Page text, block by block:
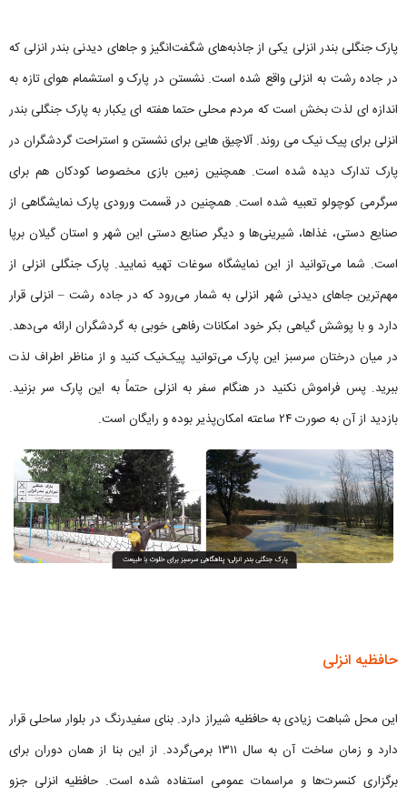
پارک جنگلی بندر انزلی یکی از جاذبه‌های شگفت‌انگیز و جاهای دیدنی بندر انزلی که
در جاده رشت به انزلی واقع شده است. نشستن در پارک و استشمام هوای تازه به
اندازه ای لذت بخش است که مردم محلی حتما هفته ای یکبار به پارک جنگلی بندر
انزلی برای پیک نیک می روند. آلاچیق هایی برای نشستن و استراحت گردشگران در
پارک تدارک دیده شده است. همچنین زمین بازی مخصوصا کودکان هم برای
سرگرمی کوچولو تعبیه شده است. همچنین در قسمت ورودی پارک نمایشگاهی از
صنایع دستی، غذاها، شیرینی‌ها و دیگر صنایع دستی این شهر و استان گیلان برپا
است. شما می‌توانید از این نمایشگاه سوغات تهیه نمایید. پارک جنگلی انزلی از
مهم‌ترین جاهای دیدنی شهر انزلی به شمار می‌رود که در جاده رشت – انزلی قرار
دارد و با پوشش گیاهی بکر خود امکانات رفاهی خوبی به گردشگران ارائه می‌دهد.
در میان درختان سرسبز این پارک می‌توانید پیک‌نیک کنید و از مناظر اطراف لذت
ببرید. پس فراموش نکنید در هنگام سفر به انزلی حتماً به این پارک سر بزنید.
بازدید از آن به صورت ۲۴ ساعته امکان‌پذیر بوده و رایگان است.
حافظیه انزلی
این محل شباهت زیادی به حافظیه شیراز دارد. بنای سفیدرنگ در بلوار ساحلی قرار
دارد و زمان ساخت آن به سال ۱۳۱۱ برمی‌گردد. از این بنا از همان دوران برای
برگزاری کنسرت‌ها و مراسمات عمومی استفاده ‌شده است. حافظیه انزلی جزو